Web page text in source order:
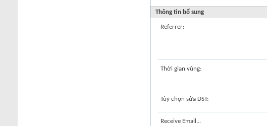
Thông tin bổ sung
Referrer:
Thời gian vùng:
Tùy chọn sửa DST:
Receive Email...